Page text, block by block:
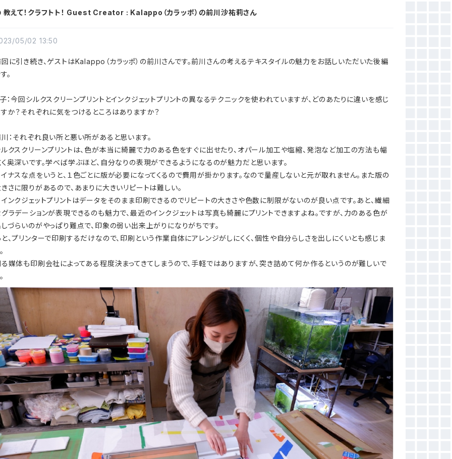
えて！クラフトト！ Guest Creator : Kalappo（カラッポ）の前川沙祐莉さん
05/02 13:50
に引き続き、ゲストはKalappo （カラッポ）の前川さんです。前川さんの考えるテキスタイルの魅力をお話しいただいた後編
。
：今回シルクスクリーンプリントとインクジェットプリントの異なるテクニックを使われていますが、どのあたりに違いを感じ
か？それぞれに気をつけるところはありますか？
：それぞれ良い所と悪い所があると思います。
クスクリーンプリントは、色が本当に綺麗で力のある色をすぐに出せたり、オパール加工や塩縮、発泡など加工の方法も幅
奥深いです。学べば学ぶほど、自分なりの表現ができるようになるのが魅力だと思います。
ナスな点をいうと、１色ごとに版が必要になってくるので費用が掛かります。なので量産しないと元が取れません。また版の
さに限りがあるので、あまりに大きいリピートは難しい。
クジェットプリントはデータをそのまま印刷できるのでリピートの大きさや色数に制限がないのが良い点です。あと、繊細
ラデーションが表現できるのも魅力で、最近のインクジェットは写真も綺麗にプリントできますよね。ですが、力のある色が
づらいのがやっぱり難点で、印象の弱い出来上がりになりがちです。
、プリンターで印刷するだけなので、印刷という作業自体にアレンジがしにくく、個性や自分らしさを出しにくいとも感じま
媒体も印刷会社によってある程度決まってきてしまうので、手軽ではありますが、突き詰めて何か作るというのが難しいで